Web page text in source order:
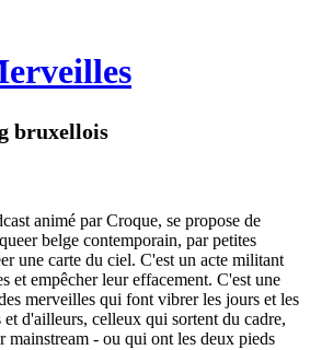
bruxellois
animé par Croque, se propose de
belge contemporain, par petites
une carte du ciel. C'est un acte militant
et empêcher leur effacement. C'est une
merveilles qui font vibrer les jours et les
d'ailleurs, celleux qui sortent du cadre,
mainstream - ou qui ont les deux pieds